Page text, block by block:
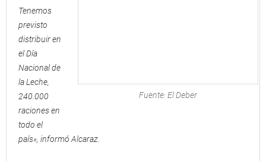
Fuente: El Deber
Tenemos
previsto
distribuir en
el Día
Nacional de
la Leche,
240.000
raciones en
todo el
país», informó Alcaraz.